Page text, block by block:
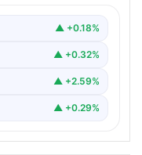
Halen
▲ +0.18%
▲ +0.32%
▲ +2.59%
▲ +0.29%